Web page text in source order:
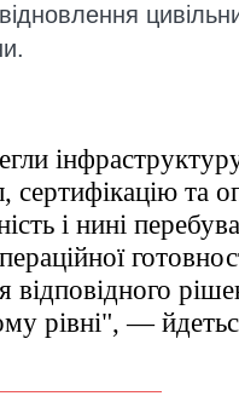
сертифікацію та
і нині
відповідного
рівні", —